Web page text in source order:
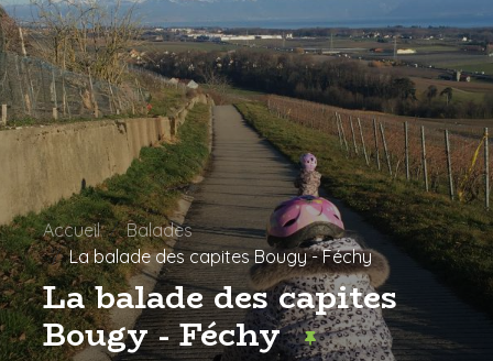
Accueil
Balades
La balade des capites Bougy - Féchy
La balade des capites
Bougy - Féchy